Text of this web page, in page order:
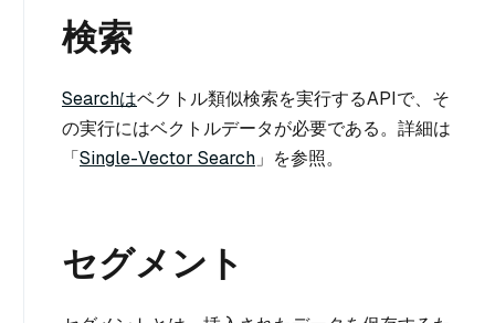
検索
Searchはベクトル類似検索を実行するAPIで、そ
の実行にはベクトルデータが必要である。詳細は
「Single-Vector Search 」を参照。
セグメント